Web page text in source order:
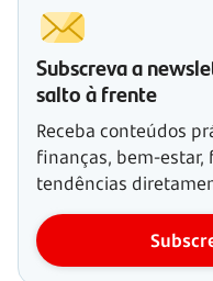
Subscreva a
salto à frente
Receba conteúdos
finanças, bem-estar,
tendências